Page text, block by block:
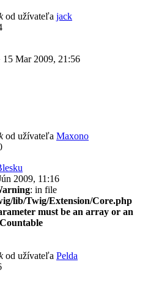
od užívateľa jack
15 Mar 2009, 21:56
od užívateľa Maxono
2009, 11:16
: in file
lib/Twig/Extension/Core.php
must be an array or an
od užívateľa Pelda